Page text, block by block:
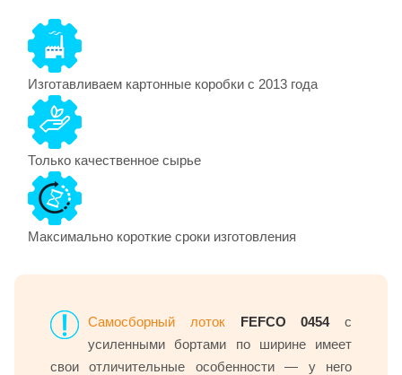
Изготавливаем картонные коробки с 2013 года
Только качественное сырье
Максимально короткие сроки изготовления
Самосборный лоток FEFCO 0454с
усиленными бортами по ширине имеет
свои отличительные особенности — у него